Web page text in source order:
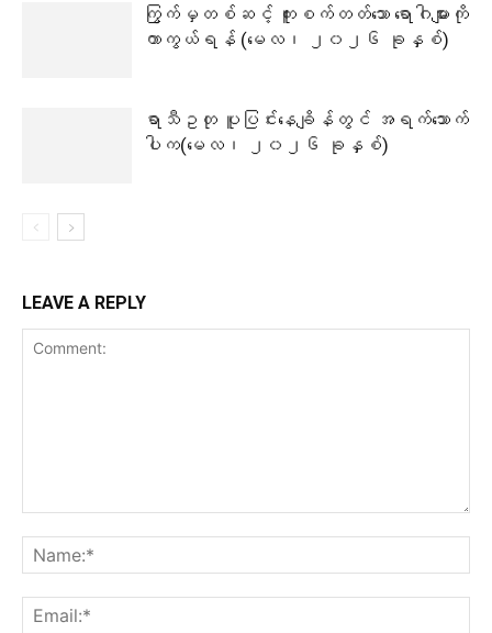
ကြွက်မှတစ်ဆင့် ကူးစက်တတ်သော ရောဂါများကို
ကာကွယ်ရန် (မေလ၊ ၂၀၂၆ ခုနှစ်)
ရာသီဥတု ပူပြင်းနေချိန်တွင် အရက်သောက်
ပါက(မေလ၊ ၂၀၂၆ ခုနှစ်)
LEAVE A REPLY